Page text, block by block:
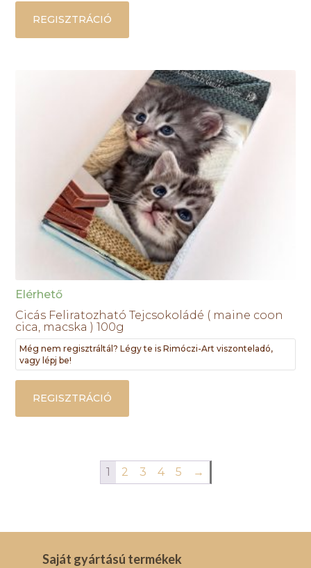
REGISZTRÁCIÓ
Elérhető
Cicás Feliratozható Tejcsokoládé ( maine coon
cica, macska ) 100g
Még nem regisztráltál? Légy te is Rimóczi-Art viszonteladó,
vagy lépj be!
REGISZTRÁCIÓ
1 2 3 4 5 →
Saját gyártású termékek